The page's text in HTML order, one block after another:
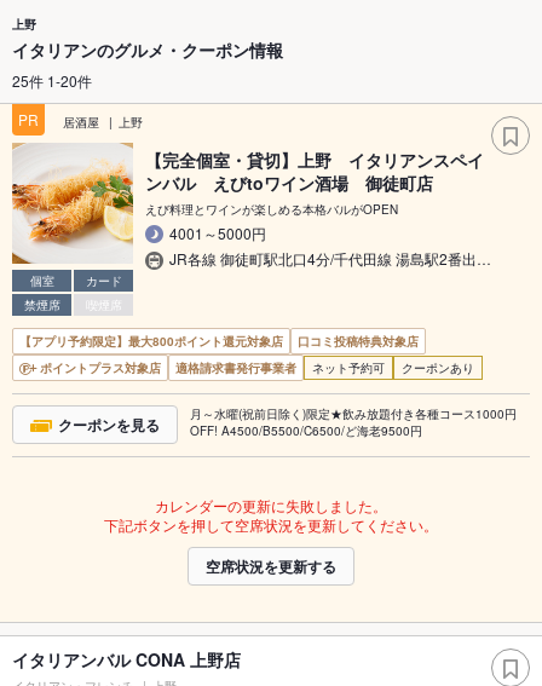
上野
イタリアンのグルメ・クーポン情報
25件 1-20件
PR
居酒屋 上野
個室
カード
禁煙席
喫煙席
【完全個室・貸切】上野 イタリアンスペイ
ンバル えびtoワイン酒場 御徒町店
えび料理とワインが楽しめる本格バルがOPEN
4001～5000円
JR各線 御徒町駅北口4分/千代田線 湯島駅2番出…
【アプリ予約限定】最大800ポイント還元対象店
口コミ投稿特典対象店
ポイントプラス対象店
適格請求書発行事業者 ネット予約可 クーポンあり
クーポンを見る
月～水曜(祝前日除く)限定★飲み放題付き各種コース1000円
OFF! A4500/B5500/C6500/ど海老9500円
カレンダーの更新に失敗しました。
下記ボタンを押して空席状況を更新してください。
空席状況を更新する
イタリアンバル CONA 上野店